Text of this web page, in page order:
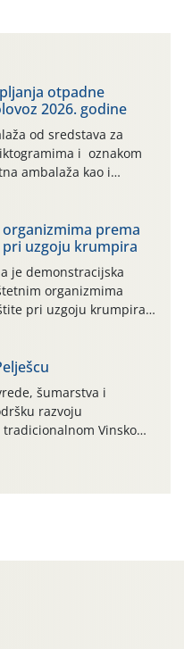
otpadne
2026. godine
od sredstava za
i oznakom
ambalaža kao i
sredstva za zaštitu
gnojiva,) se ne
besplatni povrat
AGROCHEM-MAKS,
[…]
prema
uzgoju krumpira
je demonstracijska
organizmima
pri uzgoju krumpira"
naselja Belica (ARKOD
Međimurske županije).
šumarstva i
razvoju
Vinskom
u Domu vinarske
Pelješcu, u